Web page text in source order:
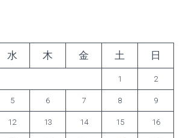
水 木 金 土 日
1 2
5 6 7 8 9
12 13 14 15 16